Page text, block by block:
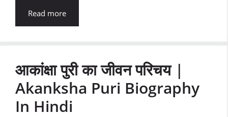
Read more
आकांक्षा पुरी का जीवन परिचय |
Akanksha Puri Biography
In Hindi